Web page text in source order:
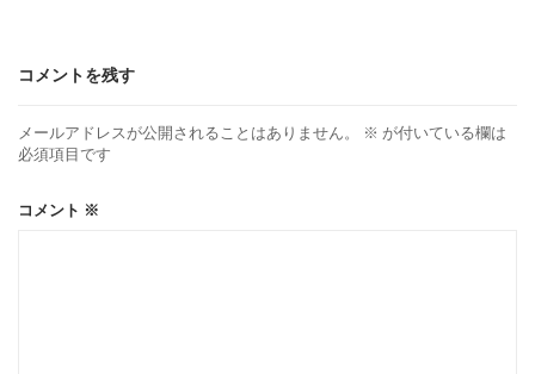
コメントを残す
メールアドレスが公開されることはありません。 ※ が付いている欄は
必須項目です
コメント ※